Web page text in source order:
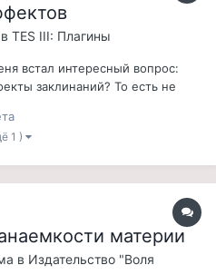
TES III: Плагины
встал интересный вопрос:
заклинаний? То есть не
эффекты?
-- разобраться с
1 )
материи
в Издательство "Воля